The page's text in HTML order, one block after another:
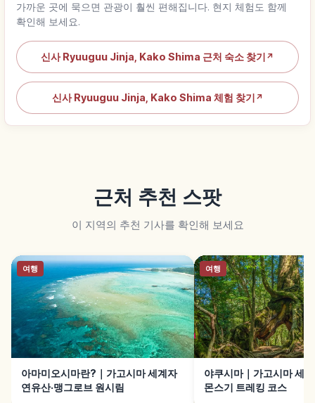
가까운 곳에 묵으면 관광이 훨씬 편해집니다. 현지 체험도 함께
확인해 보세요.
신사 Ryuuguu Jinja, Kako Shima 근처 숙소 찾기 ↗
신사 Ryuuguu Jinja, Kako Shima 체험 찾기 ↗
근처 추천 스팟
이 지역의 추천 기사를 확인해 보세요
여행
아마미오시마란?｜가고시마 세계자
연유산·맹그로브 원시림
여행
야쿠시마｜가고시마 세
몬스기 트레킹 코스